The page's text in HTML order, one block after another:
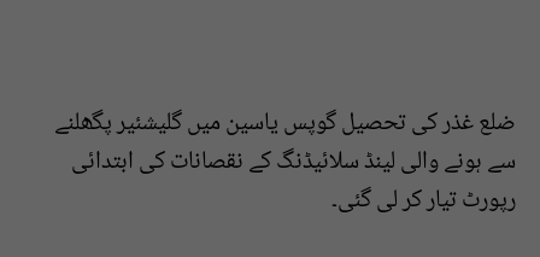
ضلع غذر کی تحصیل گوپس یاسین میں گلیشئیر پگھلنے
سے ہونے والی لینڈ سلائیڈنگ کے نقصانات کی ابتدائی
رپورٹ تیار کر لی گئی۔